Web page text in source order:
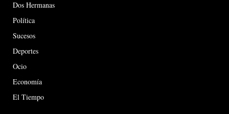
Dos Hermanas
Política
Sucesos
Deportes
Ocio
Economía
El Tiempo